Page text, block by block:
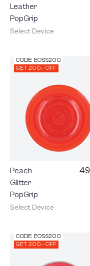
Leather
PopGrip
Select Device
CODE: EOSS200
GET 200.- OFF
Peach
Glitter
PopGrip
Select Device
CODE: EOSS200
GET 200.- OFF